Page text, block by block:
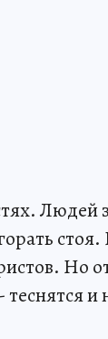
Людей
стоя.
Но